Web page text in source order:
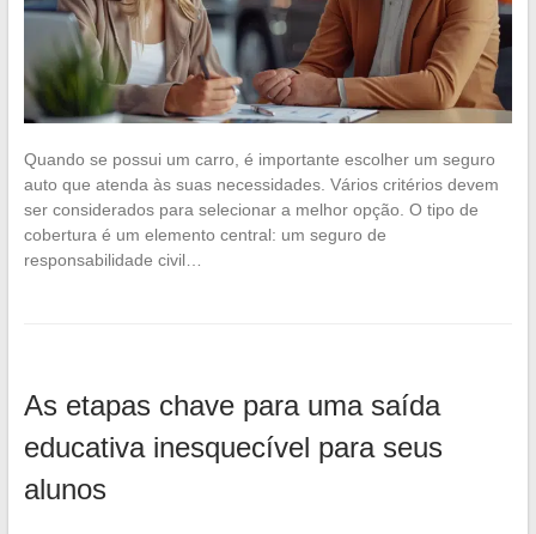
Quando se possui um carro, é importante escolher um seguro
auto que atenda às suas necessidades. Vários critérios devem
ser considerados para selecionar a melhor opção. O tipo de
cobertura é um elemento central: um seguro de
responsabilidade civil…
As etapas chave para uma saída
educativa inesquecível para seus
alunos